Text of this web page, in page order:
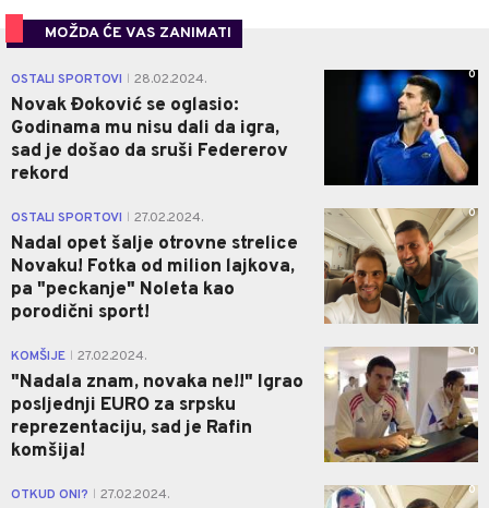
MOŽDA ĆE VAS ZANIMATI
OSTALI SPORTOVI 28.02.2024.
Novak Đoković se oglasio:
Godinama mu nisu dali da igra,
sad je došao da sruši Federerov
rekord
0
OSTALI SPORTOVI 27.02.2024.
Nadal opet šalje otrovne strelice
Novaku! Fotka od milion lajkova,
pa "peckanje" Noleta kao
porodični sport!
0
KOMŠIJE 27.02.2024.
"Nadala znam, novaka ne!!" Igrao
posljednji EURO za srpsku
reprezentaciju, sad je Rafin
komšija!
0
OTKUD ONI? 27.02.2024. 0